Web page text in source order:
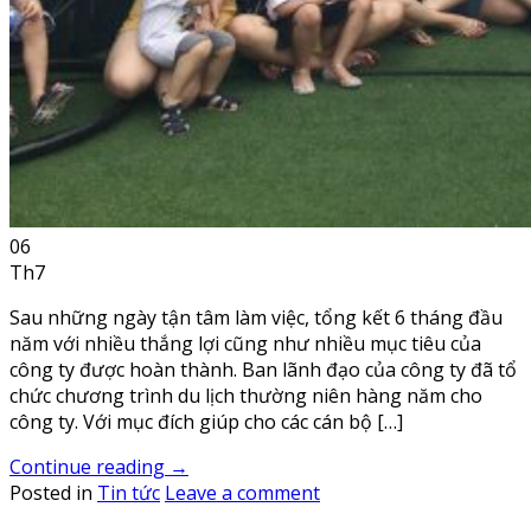
06
Th7
Sau những ngày tận tâm làm việc, tổng kết 6 tháng đầu
năm với nhiều thắng lợi cũng như nhiều mục tiêu của
công ty được hoàn thành. Ban lãnh đạo của công ty đã tổ
chức chương trình du lịch thường niên hàng năm cho
công ty. Với mục đích giúp cho các cán bộ […]
Continue reading →
Posted in Tin tức Leave a comment